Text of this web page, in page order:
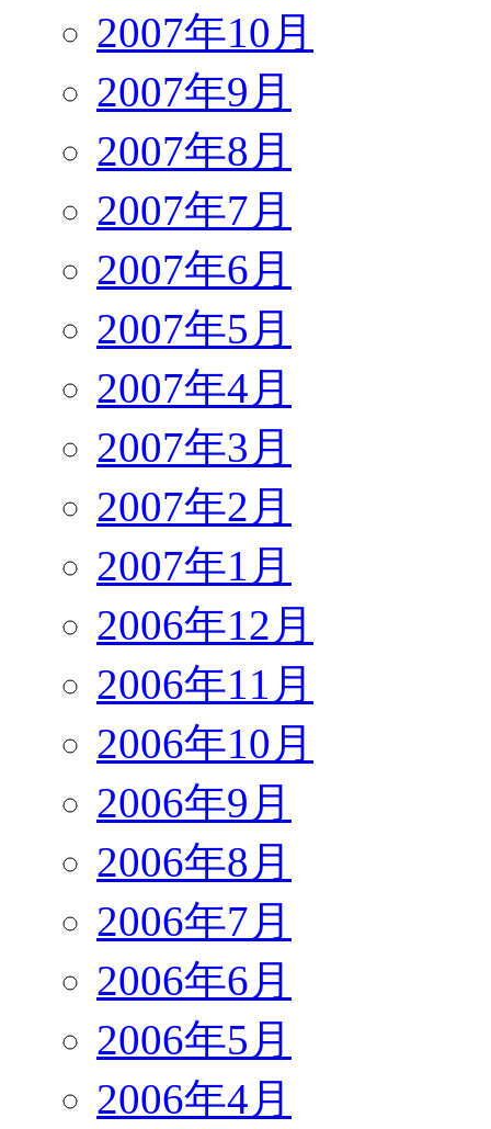
2007年10月
2007年9月
2007年8月
2007年7月
2007年6月
2007年5月
2007年4月
2007年3月
2007年2月
2007年1月
2006年12月
2006年11月
2006年10月
2006年9月
2006年8月
2006年7月
2006年6月
2006年5月
2006年4月